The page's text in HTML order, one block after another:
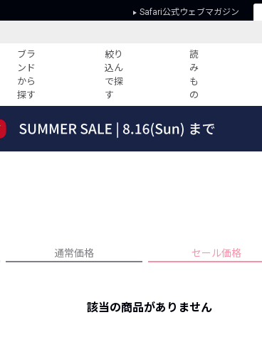
Safari公式ウェブマガジン
ブラ
ンド
から
探す
絞り
込ん
で探
す
読
み
も
の
すべての記事
人気記事ランキング
プライバシーポリシー
通常価格 セール価格
該当の商品がありません